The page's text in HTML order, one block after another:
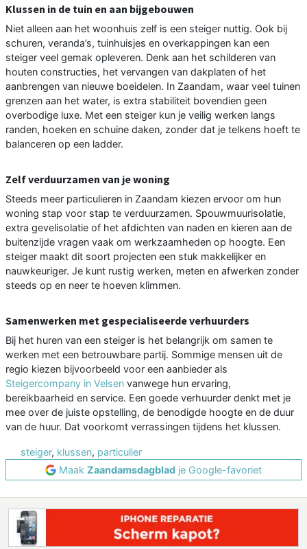
Klussen in de tuin en aan bijgebouwen
Niet alleen aan het woonhuis zelf is een steiger nuttig. Ook bij
schuren, veranda’s, tuinhuisjes en overkappingen kan een
steiger veel gemak opleveren. Denk aan het schilderen van
houten constructies, het vervangen van dakplaten of het
aanbrengen van nieuwe boeidelen. In Zaandam, waar veel tuinen
grenzen aan het water, is extra stabiliteit bovendien geen
overbodige luxe. Met een steiger kun je veilig werken langs
randen, hoeken en schuine daken, zonder dat je telkens hoeft te
balanceren op een ladder.
Zelf verduurzamen van je woning
Steeds meer particulieren in Zaandam kiezen ervoor om hun
woning stap voor stap te verduurzamen. Spouwmuurisolatie,
extra gevelisolatie of het afdichten van naden en kieren aan de
buitenzijde vragen vaak om werkzaamheden op hoogte. Een
steiger maakt dit soort projecten een stuk makkelijker en
nauwkeuriger. Je kunt rustig werken, meten en afwerken zonder
steeds op en neer te hoeven klimmen.
Samenwerken met gespecialiseerde verhuurders
Bij het huren van een steiger is het belangrijk om samen te
werken met een betrouwbare partij. Sommige mensen uit de
regio kiezen bijvoorbeeld voor een aanbieder als
Steigercompany in Velsen vanwege hun ervaring,
bereikbaarheid en service. Een goede verhuurder denkt met je
mee over de juiste opstelling, de benodigde hoogte en de duur
van de huur. Dat voorkomt verrassingen tijdens het klussen.
steiger, klussen, particulier
Maak Zaandamsdagblad je Google-favoriet